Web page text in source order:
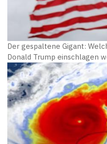
Der gespaltene Gigant:
Donald Trump einschlagen